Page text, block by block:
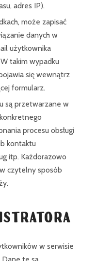
adres IP).
może zapisać
danych w
użytkownika
takim wypadku
się wewnątrz
formularz.
są przetwarzane w
procesu obsługi
kontaktu
itp. Każdorazowo
czytelny sposób
w serwisie
Dane te są